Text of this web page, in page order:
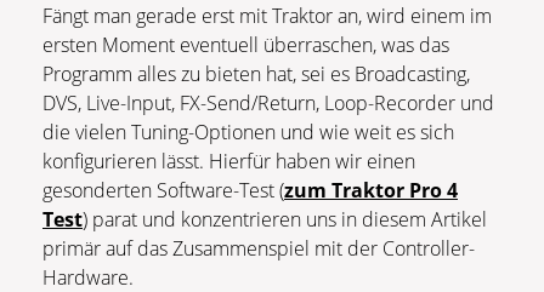
Fängt man gerade erst mit Traktor an, wird einem im
ersten Moment eventuell überraschen, was das
Programm alles zu bieten hat, sei es Broadcasting,
DVS, Live-Input, FX-Send/Return, Loop-Recorder und
die vielen Tuning-Optionen und wie weit es sich
konfigurieren lässt. Hierfür haben wir einen
gesonderten Software-Test (zum Traktor Pro 4
Test) parat und konzentrieren uns in diesem Artikel
primär auf das Zusammenspiel mit der Controller-
Hardware.